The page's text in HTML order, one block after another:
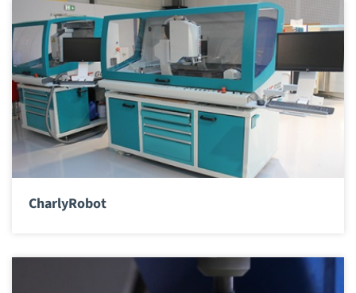
CharlyRobot